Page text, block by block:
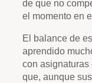
de que no
el momento en
El balance de
aprendido
con asignaturas
que, aunque